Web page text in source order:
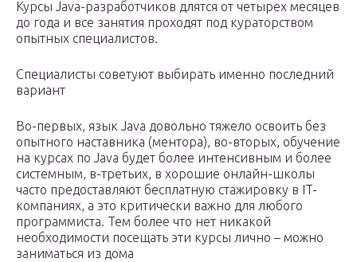
Курсы Java-разработчиков длятся от четырех месяцев
до года и все занятия проходят под кураторством
опытных специалистов.
Специалисты советуют выбирать именно последний
вариант
Во-первых, язык Java довольно тяжело освоить без
опытного наставника (ментора), во-вторых, обучение
на курсах по Java будет более интенсивным и более
системным, в-третьих, в хорошие онлайн-школы
часто предоставляют бесплатную стажировку в IT-
компаниях, а это критически важно для любого
программиста. Тем более что нет никакой
необходимости посещать эти курсы лично – можно
заниматься из дома